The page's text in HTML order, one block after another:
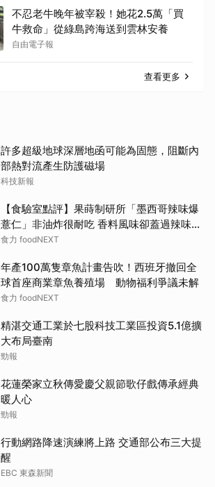
不忍老牛晚年被宰殺！她花2.5萬「買
牛救命」從綠島跨海送到雲林安養
自由電子報
查看更多
許多超級地球深層地函可能為固態，阻斷內
部熱對流產生防護磁場
科技新報
【食驗室點評】果蒔制研所「墨西哥辣味爆
薏仁」非油炸很耐吃 香料風味卻蓋過辣味特
色
食力 foodNEXT
年產100萬隻章魚計畫告吹！西班牙撤回全
球首座商業章魚養殖場 動物福利爭議未解
食力 foodNEXT
精湛交通工業於七股科技工業區投資5.1億擴
大布局臺南
勁報
花蓮榮家立秋傳愛慶父親節歌仔戲傳承經典
暖人心
勁報
行動網路降速演練將上路 交通部公布三大提
醒
EBC 東森新聞